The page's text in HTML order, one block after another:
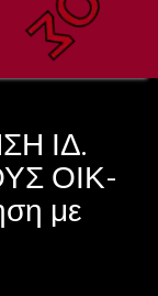
ΙΔ.
ΟΙΚ-
με